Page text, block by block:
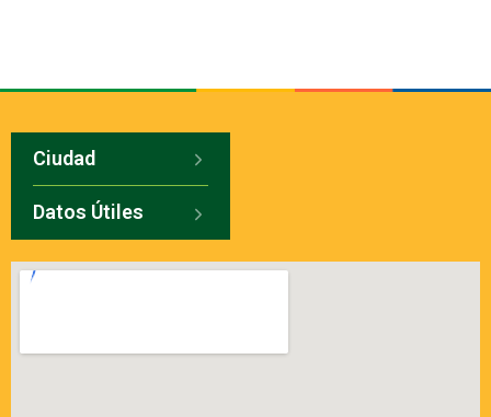
Ciudad
Datos Útiles